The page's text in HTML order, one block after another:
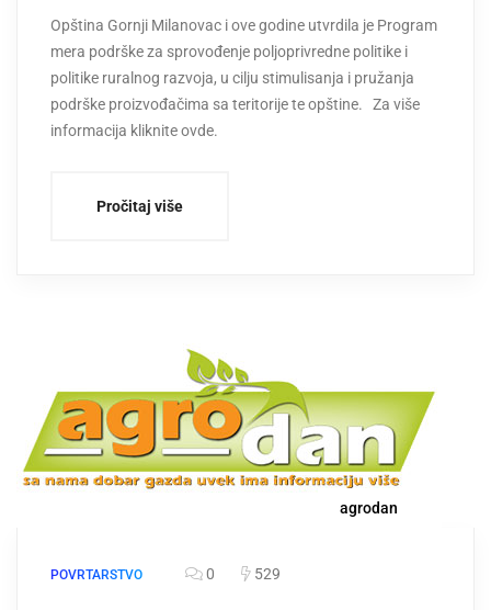
Opština Gornji Milanovac i ove godine utvrdila je Program
mera podrške za sprovođenje poljoprivredne politike i
politike ruralnog razvoja, u cilju stimulisanja i pružanja
podrške proizvođačima sa teritorije te opštine. Za više
informacija kliknite ovde.
Pročitaj više
agrodan
POVRTARSTVO 0 529